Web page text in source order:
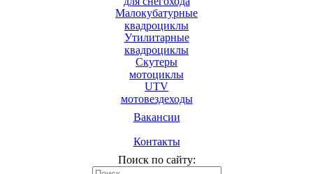
Малокубатурные
квадроциклы
Утилитарные
квадроциклы
Скутеры
мотоциклы
UTV
мотовездеходы
Вакансии
Контакты
Поиск по сайту: